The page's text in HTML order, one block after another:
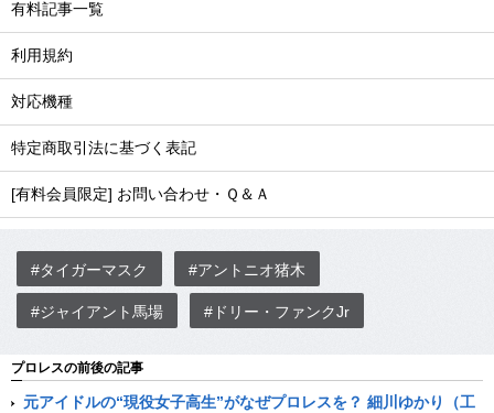
有料記事一覧
利用規約
対応機種
特定商取引法に基づく表記
[有料会員限定] お問い合わせ・Ｑ＆Ａ
#タイガーマスク #アントニオ猪木
#ジャイアント馬場 #ドリー・ファンクJr
プロレスの前後の記事
元アイドルの“現役女子高生”がなぜプロレスを？ 細川ゆかり（工